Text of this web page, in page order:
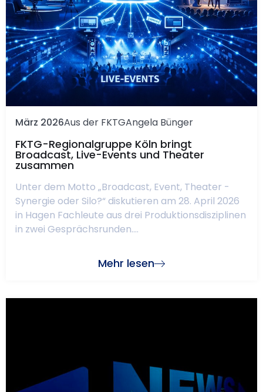
März 2026Aus der FKTGAngela Bünger
FKTG-Regionalgruppe Köln bringt
Broadcast, Live-Events und Theater
zusammen
Unter dem Motto „Broadcast, Event, Theater -
Synergie oder Silo?“ diskutieren am 28. April 2026
in Hagen Fachleute aus drei Produktionsdisziplinen
in zwei Gesprächsrunden....
Mehr lesen